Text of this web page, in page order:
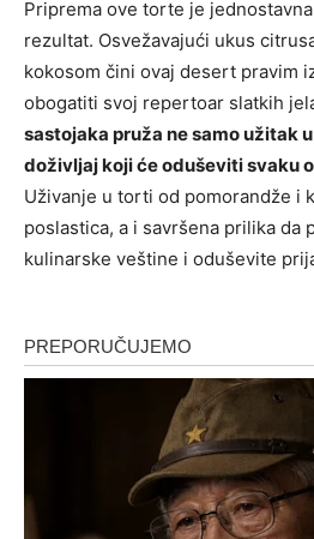
Priprema ove torte je
rezultat. Osvežavajući ukus
kokosom čini ovaj desert pravim
obogatiti svoj repertoar slatkih
sastojaka pruža ne samo užitak
doživljaj koji će oduševiti svaku
Uživanje u torti od pomorandže i
poslastica, a i savršena prilika da
kulinarske veštine i oduševite